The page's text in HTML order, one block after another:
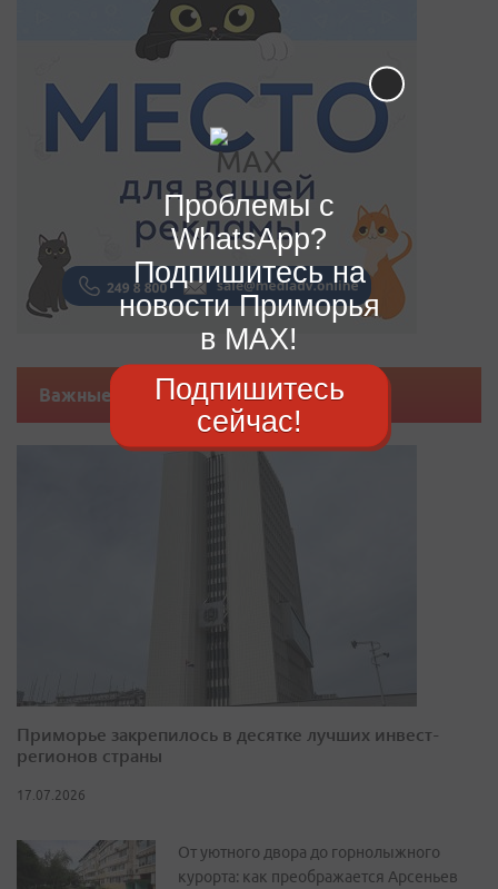
Важные новости
Приморье закрепилось в десятке лучших инвест-
регионов страны
17.07.2026
От уютного двора до горнолыжного
курорта: как преображается Арсеньев
Проблемы с
WhatsApp?
Подпишитесь на
новости Приморья
в MAX!
Подпишитесь
сейчас!